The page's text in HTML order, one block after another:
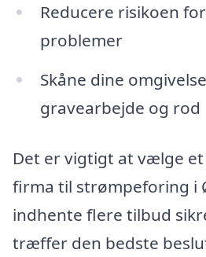
Reducere risikoen
problemer
Skåne dine
gravearbejde og rod
Det er vigtigt at vælge
firma til strømpeforing i
indhente flere tilbud
træffer den bedste